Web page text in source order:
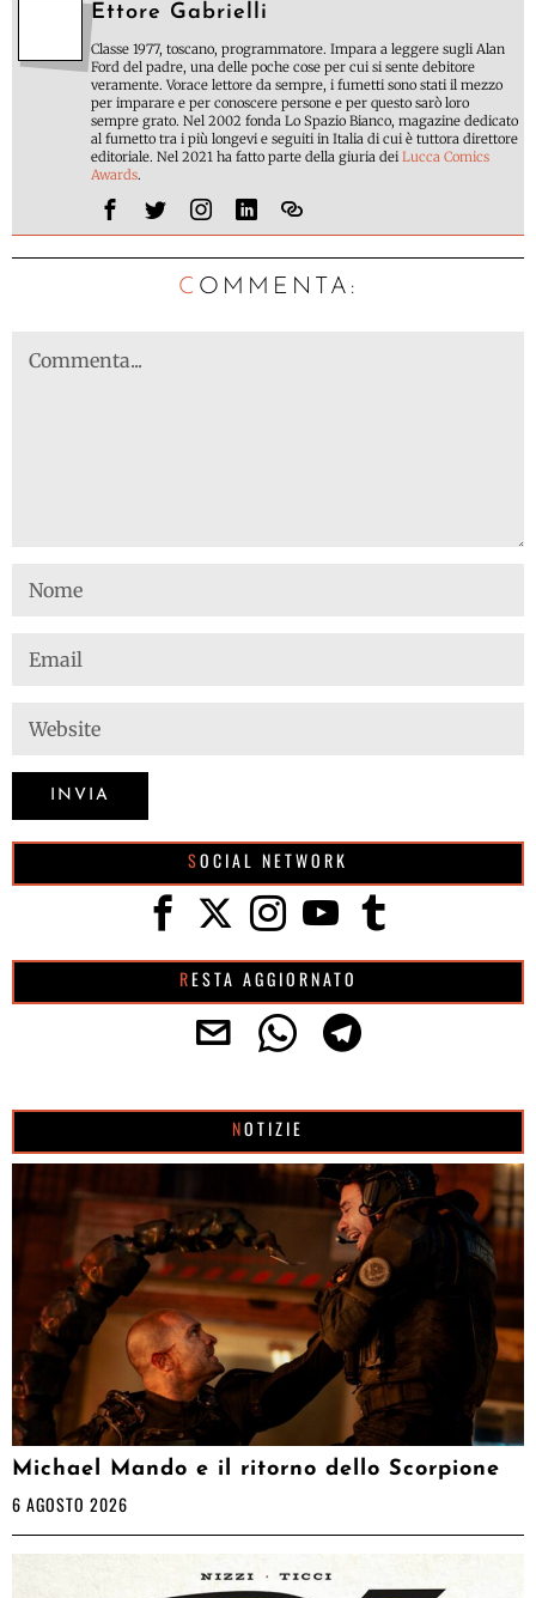
Ettore Gabrielli
Classe 1977, toscano, programmatore. Impara a leggere sugli Alan
Ford del padre, una delle poche cose per cui si sente debitore
veramente. Vorace lettore da sempre, i fumetti sono stati il mezzo
per imparare e per conoscere persone e per questo sarò loro
sempre grato. Nel 2002 fonda Lo Spazio Bianco, magazine dedicato
al fumetto tra i più longevi e seguiti in Italia di cui è tuttora direttore
editoriale. Nel 2021 ha fatto parte della giuria deiLucca Comics
Awards.
C OMMENTA:
SOCIAL NETWORK
RESTA AGGIORNATO
NOTIZIE
Michael Mando e il ritorno dello Scorpione
6 AGOSTO 2026